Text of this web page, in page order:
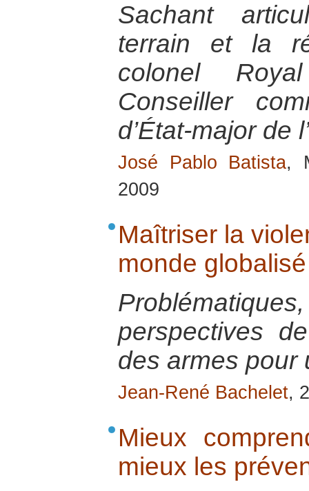
Sachant
terrain et la
colonel
Conseiller
d’État-major de
José Pablo Batista,
2009
Maîtriser la
monde globalisé
perspectives
des armes pour
Jean-René Bachelet,
Mieux
mieux les